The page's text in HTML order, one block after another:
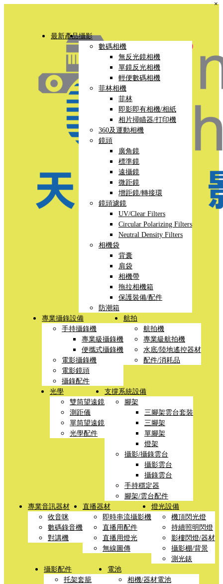
最新產品攝影
數碼相機
無反光鏡相機
單鏡反光相機
輕便數碼相機
菲林相機
菲林
即影即有相機/相紙
相片掃瞄器/打印機
360及運動相機
鏡頭
廣角鏡
標準鏡
遠攝鏡
微距鏡
增距鏡/轉接環
鏡頭濾鏡
UV/Clear Filters
Circular Polarizing Filters
Neutral Density Filters
相機袋
背囊
肩袋
相機帶
拖拉相機箱
保護裝備/配件
防潮箱
專業攝錄設備
手持攝錄機
專業級攝錄機
便攜式攝錄機
電影攝錄機
電影鏡頭
攝錄配件
航拍
航拍機
專業級航拍機
水底/陸地遙控器材
配件/消耗品
光學
雙筒望遠鏡
測距儀
單筒望遠鏡
光學配件
支撐系統設備
腳架
三腳架雲台套裝
三腳架
單腳架
燈架
攝影/攝錄雲台
攝影雲台
攝錄雲台
手持穩定器
腳架/雲台配件
專業音訊器材
收音咪
數碼錄音機
對講機
直播器材
即時串流攝影機
直播用配件
直播用燈光
無線圖傳
燈光設備
機頂閃光燈
持續照明閃燈
影樓閃燈/器材
攝影棚/背景
測光錶
攝影配件
托架套籠
電池
相機/器材電池
×